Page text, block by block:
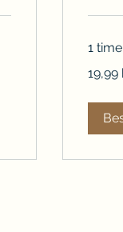
1 time
danske
kroner
19,99